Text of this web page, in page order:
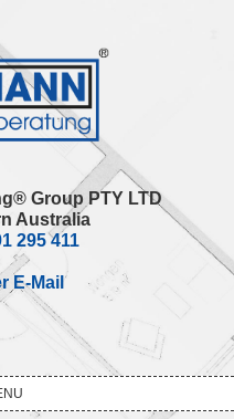
Group PTY LTD
Australia
295 411
E-Mail